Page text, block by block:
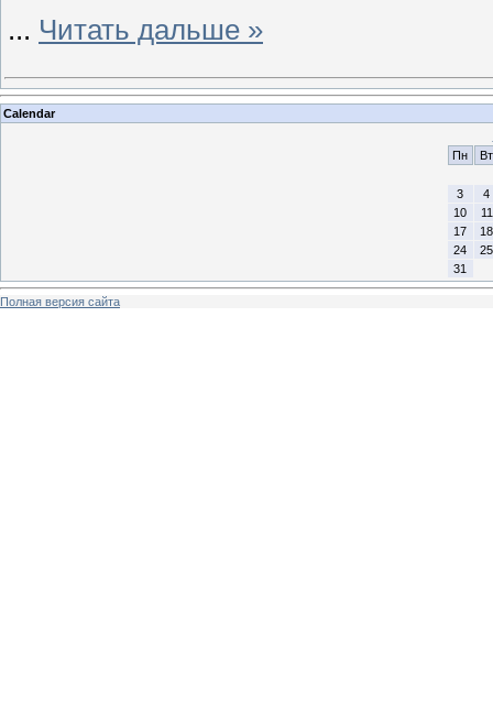
... Читать дальше »
Calendar
Пн
Вт
3
4
10
11
17
18
24
25
31
Полная версия сайта